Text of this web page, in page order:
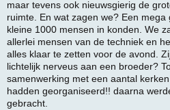
maar tevens ook nieuwsgierig de
ruimte. En wat zagen we? Een
kleine 1000 mensen in konden. We
allerlei mensen van de techniek en
alles klaar te zetten voor de avond.
lichtelijk nerveus aan een broeder?
samenwerking met een aantal
hadden georganiseerd!! daarna
gebracht.